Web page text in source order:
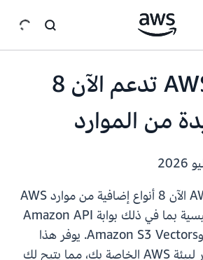
AWS Conﬁg تدعم الآن 8
من الموارد
تدعم AWS Config الآن 8 أنواع إضافية من موارد AWS
عبر الخدمات الرئيسية بما في ذلك بوابة Amazon API
وAmazon EC2 وAmazon S3 Vectors. يوفر هذا
التوسع تغطية أكبر لبيئة AWS الخاصة بك، مما يتيح لك